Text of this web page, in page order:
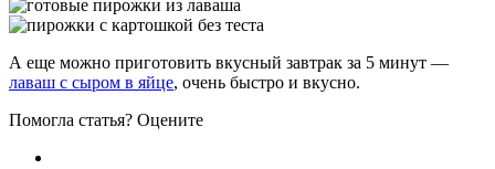
А еще можно приготовить вкусный завтрак за 5 минут —
лаваш с сыром в яйце, очень быстро и вкусно.
Помогла статья? Оцените